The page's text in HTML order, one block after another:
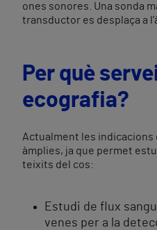
ones sonores. Una sonda
transductor es desplaça a
Per què
ecografia?
Actualment les indicacions
àmplies, ja que permet
teixits del cos:
Estudi de flux
venes per a la